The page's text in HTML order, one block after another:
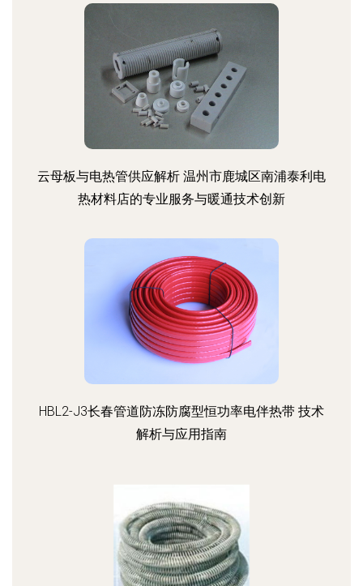
云母板与电热管供应解析 温州市鹿城区南浦泰利电
热材料店的专业服务与暖通技术创新
HBL2-J3长春管道防冻防腐型恒功率电伴热带 技术
解析与应用指南